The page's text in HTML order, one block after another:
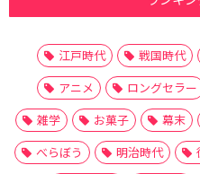
江戸時代 戦国時代
アニメ
ロングセラー
雑学
お菓子 幕末
べらぼう
明治時代